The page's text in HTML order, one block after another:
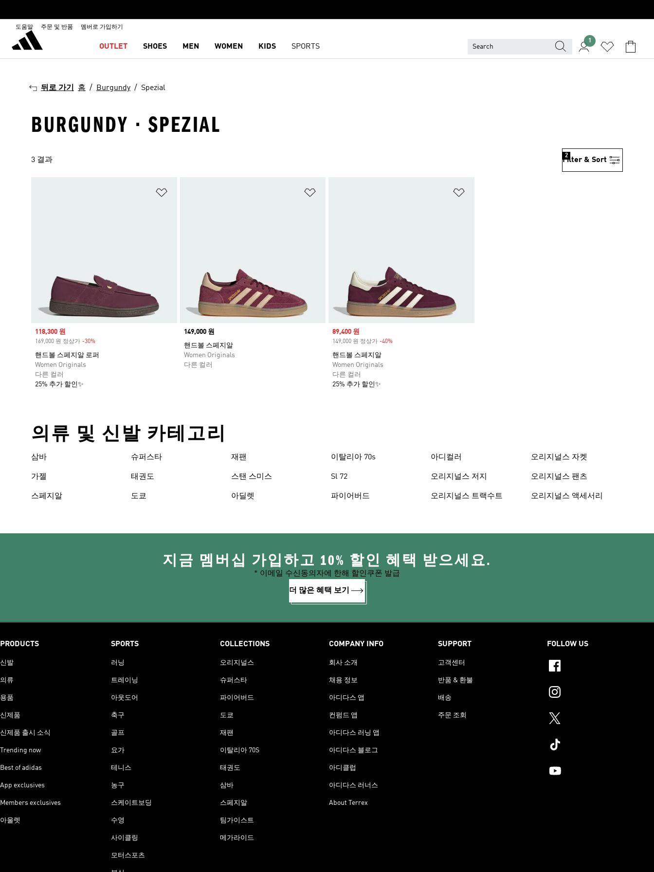
도움말 주문 및 반품 멤버로 가입하기
OUTLET SHOES MEN WOMEN KIDS SPORTS
1
뒤로 가기 홈 Burgundy Spezial
BURGUNDY · SPEZIAL
3 결과 Filter & Sort
2
Sale price
118,300 원
169,000 원 정상가 -30%
핸드볼 스페지알 로퍼
Women Originals
다른 컬러
25% 추가 할인✨
Price
149,000 원
핸드볼 스페지알
Women Originals
다른 컬러
Sale price
89,400 원
149,000 원 정상가 -40%
핸드볼 스페지알
Women Originals
다른 컬러
25% 추가 할인✨
의류 및 신발 카테고리
삼바
가젤
스페지알
슈퍼스타
태권도
도쿄
재팬
스탠 스미스
아딜렛
이탈리아 70s
Sl 72
파이어버드
아디컬러
오리지널스 저지
오리지널스 트랙수트
오리지널스 자켓
오리지널스 팬츠
오리지널스 액세서리
지금 멤버십 가입하고 10% 할인 혜택 받으세요.
* 이메일 수신동의자에 한해 할인쿠폰 발급
더 많은 혜택 보기
PRODUCTS
신발
의류
용품
신제품
신제품 출시 소식
Trending now
Best of adidas
App exclusives
Members exclusives
아울렛
SPORTS
러닝
트레이닝
아웃도어
축구
골프
요가
테니스
농구
스케이트보딩
수영
사이클링
모터스포츠
COLLECTIONS
오리지널스
슈퍼스타
파이어버드
도쿄
재팬
이탈리아 70S
태권도
삼바
스페지알
팀가이스트
메가라이드
COMPANY INFO
회사 소개
채용 정보
아디다스 앱
컨펌드 앱
아디다스 러닝 앱
아디다스 블로그
아디클럽
아디다스 러너스
About Terrex
SUPPORT
고객센터
반품 & 환불
배송
주문 조회
FOLLOW US